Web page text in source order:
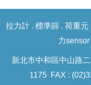
拉力計 . 標準篩 . 荷重元
力sensor
新北市中和區中山路
1175 FAX :